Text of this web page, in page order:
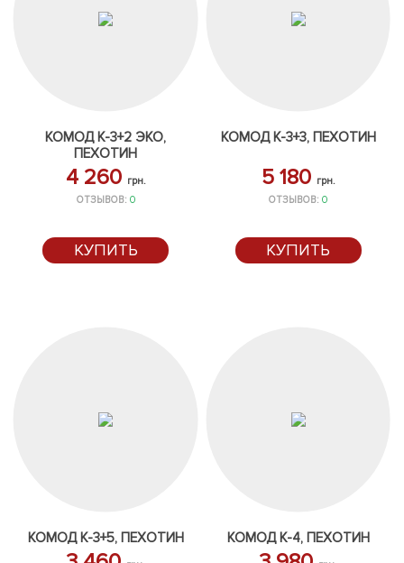
КОМОД К-3+2 ЭКО,
ПЕХОТИН
4 260 грн.
ОТЗЫВОВ: 0
КУПИТЬ
КОМОД К-3+3, ПЕХОТИН
5 180 грн.
ОТЗЫВОВ:0
КУПИТЬ
КОМОД К-3+5, ПЕХОТИН КОМОД К-4, ПЕХОТИН